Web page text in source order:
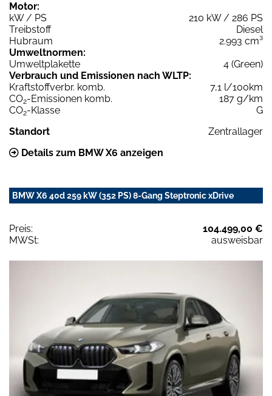
Motor:
kW / PS
210 kW / 286 PS
Treibstoff
Diesel
Hubraum
2.993 cm³
Umweltnormen:
Umweltplakette
4 (Green)
Verbrauch und Emissionen nach WLTP:
Kraftstoffverbr. komb.
7,1 l/100km
CO2-Emissionen komb.
187 g/km
CO2-Klasse
G
Standort
Zentrallager
Details zum BMW X6 anzeigen
BMW X6 40d 259 kW (352 PS) 8-Gang Steptronic xDrive
Preis:
104.499,00 €
MWSt:
ausweisbar